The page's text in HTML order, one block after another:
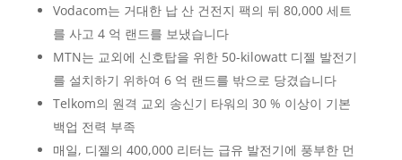
Vodacom는 거대한 납 산 건전지 팩의 뒤 80,000 세트
를 사고 4 억 랜드를 보냈습니다
MTN는 교외에 신호탑을 위한 50-kilowatt 디젤 발전기
를 설치하기 위하여 6 억 랜드를 밖으로 당겼습니다
Telkom의 원격 교외 송신기 타워의 30 % 이상이 기본
백업 전력 부족
매일, 디젤의 400,000 리터는 급유 발전기에 풍부한 먼